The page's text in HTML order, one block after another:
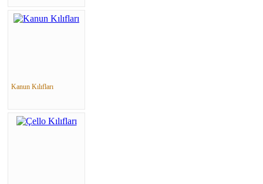
Kanun Kılıfları